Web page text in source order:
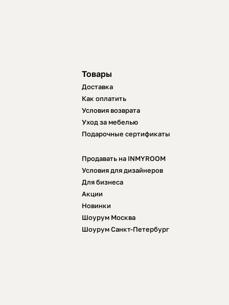
Товары
Доставка
Как оплатить
Условия возврата
Уход за мебелью
Подарочные сертификаты
Продавать на INMYROOM
Условия для дизайнеров
Для бизнеса
Акции
Новинки
Шоурум Москва
Шоурум Санкт-Петербург